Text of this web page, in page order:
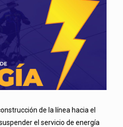
de la línea hacia el
el servicio de energía